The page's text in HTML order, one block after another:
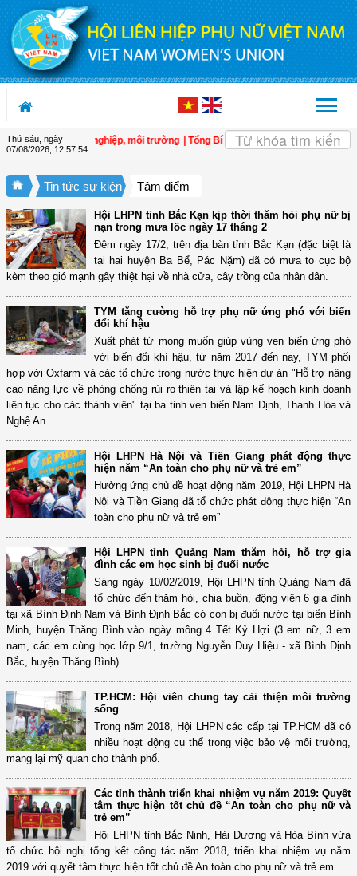
Truy cập nội dung luôn
Thứ sáu, ngày
07/08/2026, 12:57:55
vực nông nghiệp, môi trường | Tổng Bí thư, Chủ tịch nước Tô Lâm: Nắm
Tin tức sự kiện Tâm điểm
Hội LHPN tỉnh Bắc Kạn kịp thời thăm hỏi phụ nữ bị
nạn trong mưa lốc ngày 17 tháng 2
Đêm ngày 17/2, trên địa bàn tỉnh Bắc Kạn (đặc biệt là
tại hai huyện Ba Bể, Pác Nặm) đã có mưa to cục bộ
kèm theo gió mạnh gây thiệt hại về nhà cửa, cây trồng của nhân dân.
TYM tăng cường hỗ trợ phụ nữ ứng phó với biến
đổi khí hậu
Xuất phát từ mong muốn giúp vùng ven biển ứng phó
với biến đổi khí hậu, từ năm 2017 đến nay, TYM phối
hợp với Oxfarm và các tổ chức trong nước thực hiện dự án "Hỗ trợ nâng
cao năng lực về phòng chống rủi ro thiên tai và lập kế hoạch kinh doanh
liên tục cho các thành viên" tại ba tỉnh ven biển Nam Ðịnh, Thanh Hóa và
Nghệ An
Hội LHPN Hà Nội và Tiền Giang phát động thực
hiện năm “An toàn cho phụ nữ và trẻ em”
Hưởng ứng chủ đề hoạt động năm 2019, Hội LHPN Hà
Nội và Tiền Giang đã tổ chức phát động thực hiện “An
toàn cho phụ nữ và trẻ em”
Hội LHPN tỉnh Quảng Nam thăm hỏi, hỗ trợ gia
đình các em học sinh bị đuối nước
Sáng ngày 10/02/2019, Hội LHPN tỉnh Quảng Nam đã
tổ chức đến thăm hỏi, chia buồn, động viên 6 gia đình
tại xã Bình Định Nam và Bình Định Bắc có con bị đuối nước tại biển Bình
Minh, huyện Thăng Bình vào ngày mồng 4 Tết Kỷ Hợi (3 em nữ, 3 em
nam, các em cùng học lớp 9/1, trường Nguyễn Duy Hiệu - xã Bình Định
Bắc, huyện Thăng Bình).
TP.HCM: Hội viên chung tay cải thiện môi trường
sống
Trong năm 2018, Hội LHPN các cấp tại TP.HCM đã có
nhiều hoạt động cụ thể trong việc bảo vệ môi trường,
mang lại mỹ quan cho thành phố.
Các tỉnh thành triển khai nhiệm vụ năm 2019: Quyết
tâm thực hiện tốt chủ đề “An toàn cho phụ nữ và
trẻ em”
Hội LHPN tỉnh Bắc Ninh, Hải Dương và Hòa Bình vừa
tổ chức hội nghị tổng kết công tác năm 2018, triển khai nhiệm vụ năm
2019 với quyết tâm thực hiện tốt chủ đề An toàn cho phụ nữ và trẻ em.